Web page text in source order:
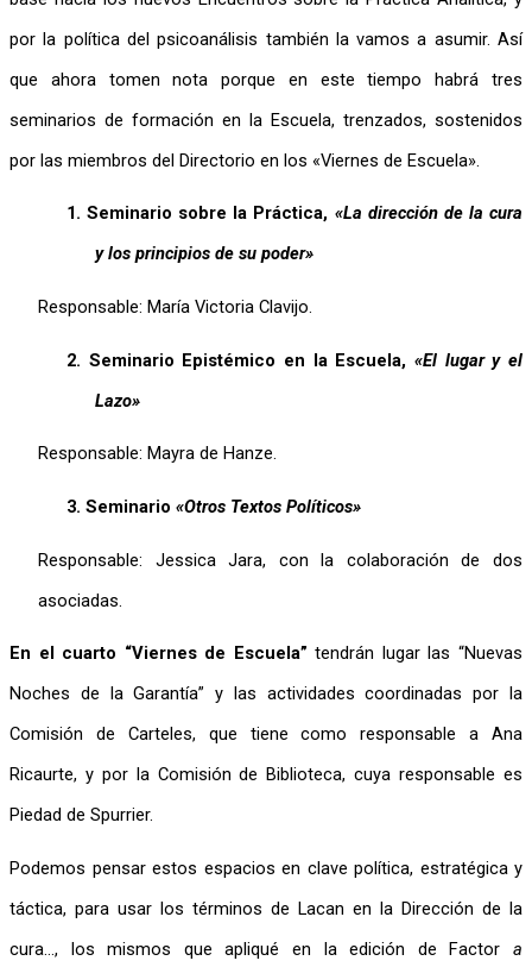
por la política del psicoanálisis también la vamos a asumir. Así
que ahora tomen nota porque en este tiempo habrá tres
seminarios de formación en la Escuela, trenzados, sostenidos
por las miembros del Directorio en los «Viernes de Escuela».
1. Seminario sobre la Práctica, «La dirección de la cura
y los principios de su poder»
Responsable: María Victoria Clavijo.
2. Seminario Epistémico en la Escuela, «El lugar y el
Lazo»
Responsable: Mayra de Hanze.
3. Seminario «Otros Textos Políticos»
Responsable: Jessica Jara, con la colaboración de dos
asociadas.
En el cuarto “Viernes de Escuela” tendrán lugar las “Nuevas
Noches de la Garantía” y las actividades coordinadas por la
Comisión de Carteles, que tiene como responsable a Ana
Ricaurte, y por la Comisión de Biblioteca, cuya responsable es
Piedad de Spurrier.
Podemos pensar estos espacios en clave política, estratégica y
táctica, para usar los términos de Lacan en la Dirección de la
cura…, los mismos que apliqué en la edición de Factor a